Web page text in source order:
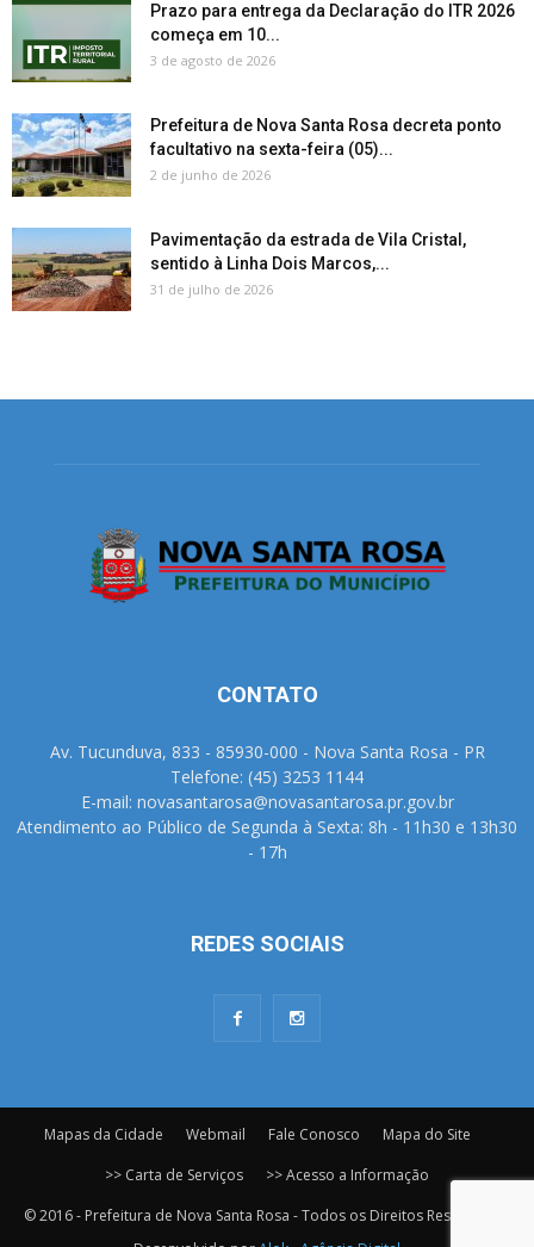
Prazo para entrega da Declaração do ITR 2026
começa em 10...
3 de agosto de 2026
Prefeitura de Nova Santa Rosa decreta ponto
facultativo na sexta-feira (05)...
2 de junho de 2026
Pavimentação da estrada de Vila Cristal,
sentido à Linha Dois Marcos,...
31 de julho de 2026
CONTATO
Av. Tucunduva, 833 - 85930-000 - Nova Santa Rosa - PR
Telefone: (45) 3253 1144
E-mail: novasantarosa@novasantarosa.pr.gov.br
Atendimento ao Público de Segunda à Sexta: 8h - 11h30 e 13h30
- 17h
REDES SOCIAIS
Mapas da Cidade Webmail Fale Conosco
Mapa do Site
>> Carta de Serviços
>> Acesso a Informação
© 2016 - Prefeitura de Nova Santa Rosa - Todos os Direitos Reservados.